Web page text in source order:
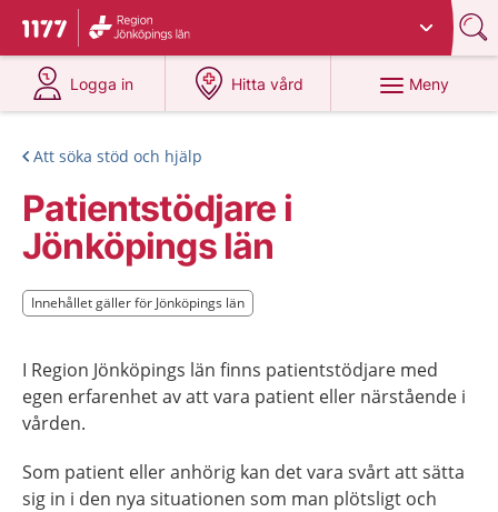
Till startsidan för 1177
Du har valt region
Logga in
på 1177.se
Hitta vård
på 1177.se
Meny
Att söka stöd och hjälp
Patientstödjare i
Jönköpings län
Innehållet gäller för Jönköpings län
Innehållet gäller för Jönköpings län
I Region Jönköpings län finns patientstödjare med
egen erfarenhet av att vara patient eller närstående i
vården.
Som patient eller anhörig kan det vara svårt att sätta
sig in i den nya situationen som man plötsligt och